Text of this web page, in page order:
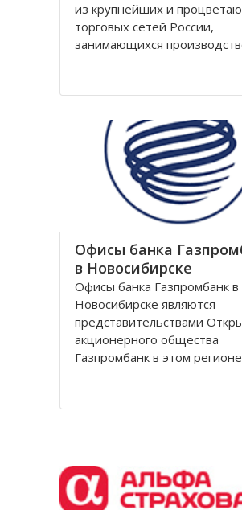
из крупнейших и
торговых сетей России,
занимающихся
является одним из
Головной офис федеральной
обувной сети Вестфалика в
Офисы банка
в Новосибирске
Офисы банка Газпромбанк в
Новосибирске являются
представительствами
акционерного общества
Газпромбанк в этом
промышленности. Он уже
время является